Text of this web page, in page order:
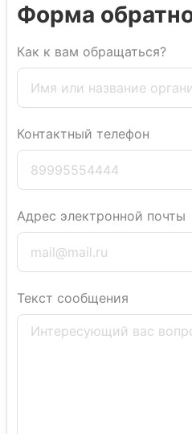
Форма
Как к вам обращаться?
Контактный телефон
Адрес электронной почты
Текст сообщения